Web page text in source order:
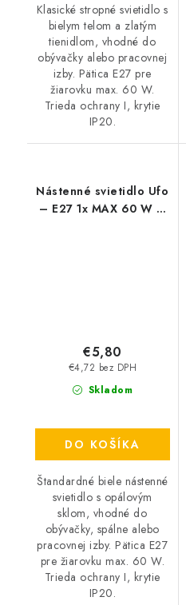
Klasické stropné svietidlo s
bielym telom a zlatým
tienidlom, vhodné do
obývačky alebo pracovnej
izby. Pätica E27 pre
žiarovku max. 60 W.
Trieda ochrany I, krytie
IP20.
Nástenné svietidlo Ufo
– E27 1x MAX 60 W –
Skladom
€4,72 bez DPH
€5,80
DO KOŠÍKA
Štandardné biele nástenné
svietidlo s opálovým
sklom, vhodné do
obývačky, spálne alebo
pracovnej izby. Pätica E27
pre žiarovku max. 60 W.
Trieda ochrany I, krytie
IP20.